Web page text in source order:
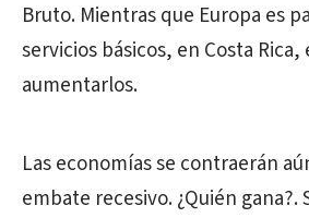
Bruto. Mientras que Europa es
servicios básicos, en Costa Rica,
aumentarlos.
Las economías se contraerán
embate recesivo. ¿Quién gana?.